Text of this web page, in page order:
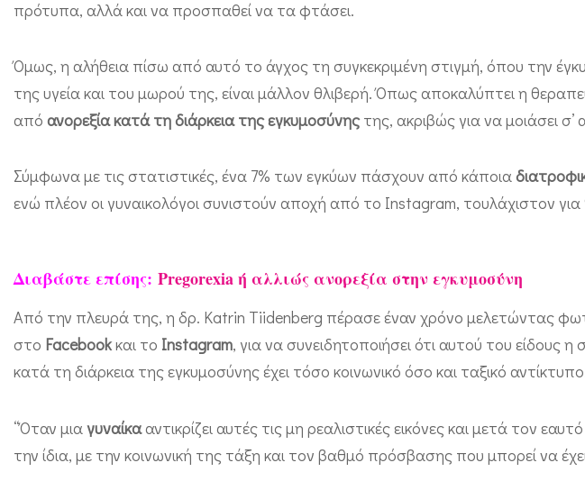
ς
έ
λ
λ
υ
σ
ς
α
μ
δ
πρότυπα, αλλά και να προσπαθεί να τα φτάσει.
Όμως, η αλήθεια πίσω από αυτό το άγχος τη συγκεκριμένη στιγμή, όπου την
της υγεία και του μωρού της, είναι μάλλον θλιβερή. Όπως αποκαλύπτει η
από ανορεξία κατά τη διάρκεια της εγκυμοσύνηςτης, ακριβώς για να μοιάσει
Σύμφωνα με τις στατιστικές, ένα 7% των εγκύων πάσχουν από κάποια
ενώ πλέον οι γυναικολόγοι συνιστούν αποχή από το Instagram, τουλάχιστον για
Διαβάστε επίσης: Pregorexia ή αλλιώς ανορεξία στην εγκυμοσύνη
Από την πλευρά της, η δρ. Katrin Tiidenberg πέρασε έναν χρόνο μελετώντας
στο Facebookκαι το Instagram, για να συνειδητοποιήσει ότι αυτού του είδους
κατά τη διάρκεια της εγκυμοσύνης έχει τόσο κοινωνικό όσο και ταξικό
“Όταν μια γυναίκααντικρίζει αυτές τις μη ρεαλιστικές εικόνες και μετά τον
την ίδια, με την κοινωνική της τάξη και τον βαθμό πρόσβασης που μπορεί να